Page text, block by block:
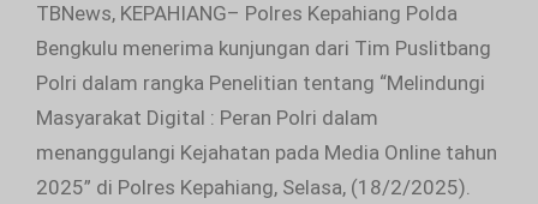
TBNews, KEPAHIANG– Polres Kepahiang Polda
Bengkulu menerima kunjungan dari Tim Puslitbang
Polri dalam rangka Penelitian tentang “Melindungi
Masyarakat Digital : Peran Polri dalam
menanggulangi Kejahatan pada Media Online tahun
2025” di Polres Kepahiang, Selasa, (18/2/2025).